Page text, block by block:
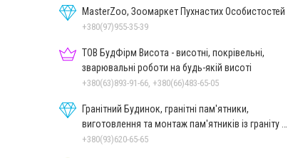
MasterZoo, Зоомаркет Пухнастих Особистостей
+380(97)955-35-39
ТОВ БудФірм Висота - висотні, покрівельні,
зварювальні роботи на будь-якій висоті
+380(63)893-91-66, +380(66)483-65-05
Гранітний Будинок, гранітні пам'ятники,
виготовлення та монтаж пам'ятників із граніту в
Миколаєві
+380(93)620-65-65